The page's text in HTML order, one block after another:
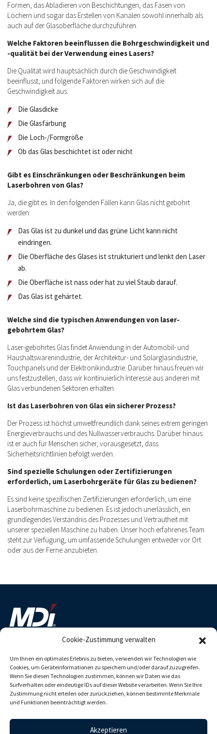
Cookie-Zustimmung verwalten
Um Ihnen ein optimales Erlebnis zu bieten, verwenden wir Technologien wie
Cookies, um Geräteinformationen zu speichern und/oder darauf zuzugreifen.
Wenn Sie diesen Technologien zustimmen, können wir Daten wie das
Surfverhalten oder eindeutige IDs auf dieser Website verarbeiten. Wenn Sie Ihre
Zustimmung nicht erteilen oder zurückziehen, können bestimmte Merkmale
und Funktionen beeinträchtigt werden.
Akzeptieren
Formen, das Abladieren von Beschichtungen, das Fasen von
Löchern und sogar das Erstellen von Kanälen sowohl innerhalb als
auch auf der Glasoberfläche durchzuführen.
Welche Faktoren beeinflussen die Bohrgeschwindigkeit und
-qualität bei der Verwendung eines Lasers?
Die Qualität wird hauptsächlich durch die Geschwindigkeit
beeinflusst, und folgende Faktoren wirken sich auf die
Geschwindigkeit aus:
Die Glasdicke
Die Glasfärbung
Die Loch-/Formgröße
Ob das Glas beschichtet ist oder nicht
Gibt es Einschränkungen oder Beschränkungen beim
Laserbohren von Glas?
Ja, die gibt es. In den folgenden Fällen kann Glas nicht gebohrt
werden:
Das Glas ist zu dunkel und das grüne Licht kann nicht
eindringen.
Die Oberfläche des Glases ist strukturiert und lenkt den Laser
ab.
Die Oberfläche ist nass oder hat zu viel Staub darauf.
Das Glas ist gehärtet.
Welche sind die typischen Anwendungen von laser-
gebohrtem Glas?
Laser-gebohrtes Glas findet Anwendung in der Automobil- und
Haushaltswarenindustrie, der Architektur- und Solarglasindustrie,
Touchpanels und der Elektronikindustrie. Darüber hinaus freuen wir
uns festzustellen, dass wir kontinuierlich Interesse aus anderen mit
Glas verbundenen Sektoren erhalten.
Ist das Laserbohren von Glas ein sicherer Prozess?
Der Prozess ist höchst umweltfreundlich dank seines extrem geringen
Energieverbrauchs und des Nullwasserverbrauchs. Darüber hinaus
ist er auch für Menschen sicher, vorausgesetzt, dass
Sicherheitsrichtlinien befolgt werden.
Sind spezielle Schulungen oder Zertifizierungen
erforderlich, um Laserbohrgeräte für Glas zu bedienen?
Es sind keine spezifischen Zertifizierungen erforderlich, um eine
Laserbohrmaschine zu bedienen. Es ist jedoch unerlässlich, ein
grundlegendes Verständnis des Prozesses und Vertrautheit mit
unserer speziellen Maschine zu haben. Unser hoch erfahrenes Team
steht zur Verfügung, um umfassende Schulungen entweder vor Ort
oder aus der Ferne anzubieten.
Obere Austrasse 6
55120 Mainz
Deutschland
+49 6131 7321 - 0